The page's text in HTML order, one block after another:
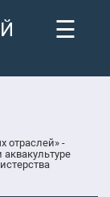
☰
отраслей» -